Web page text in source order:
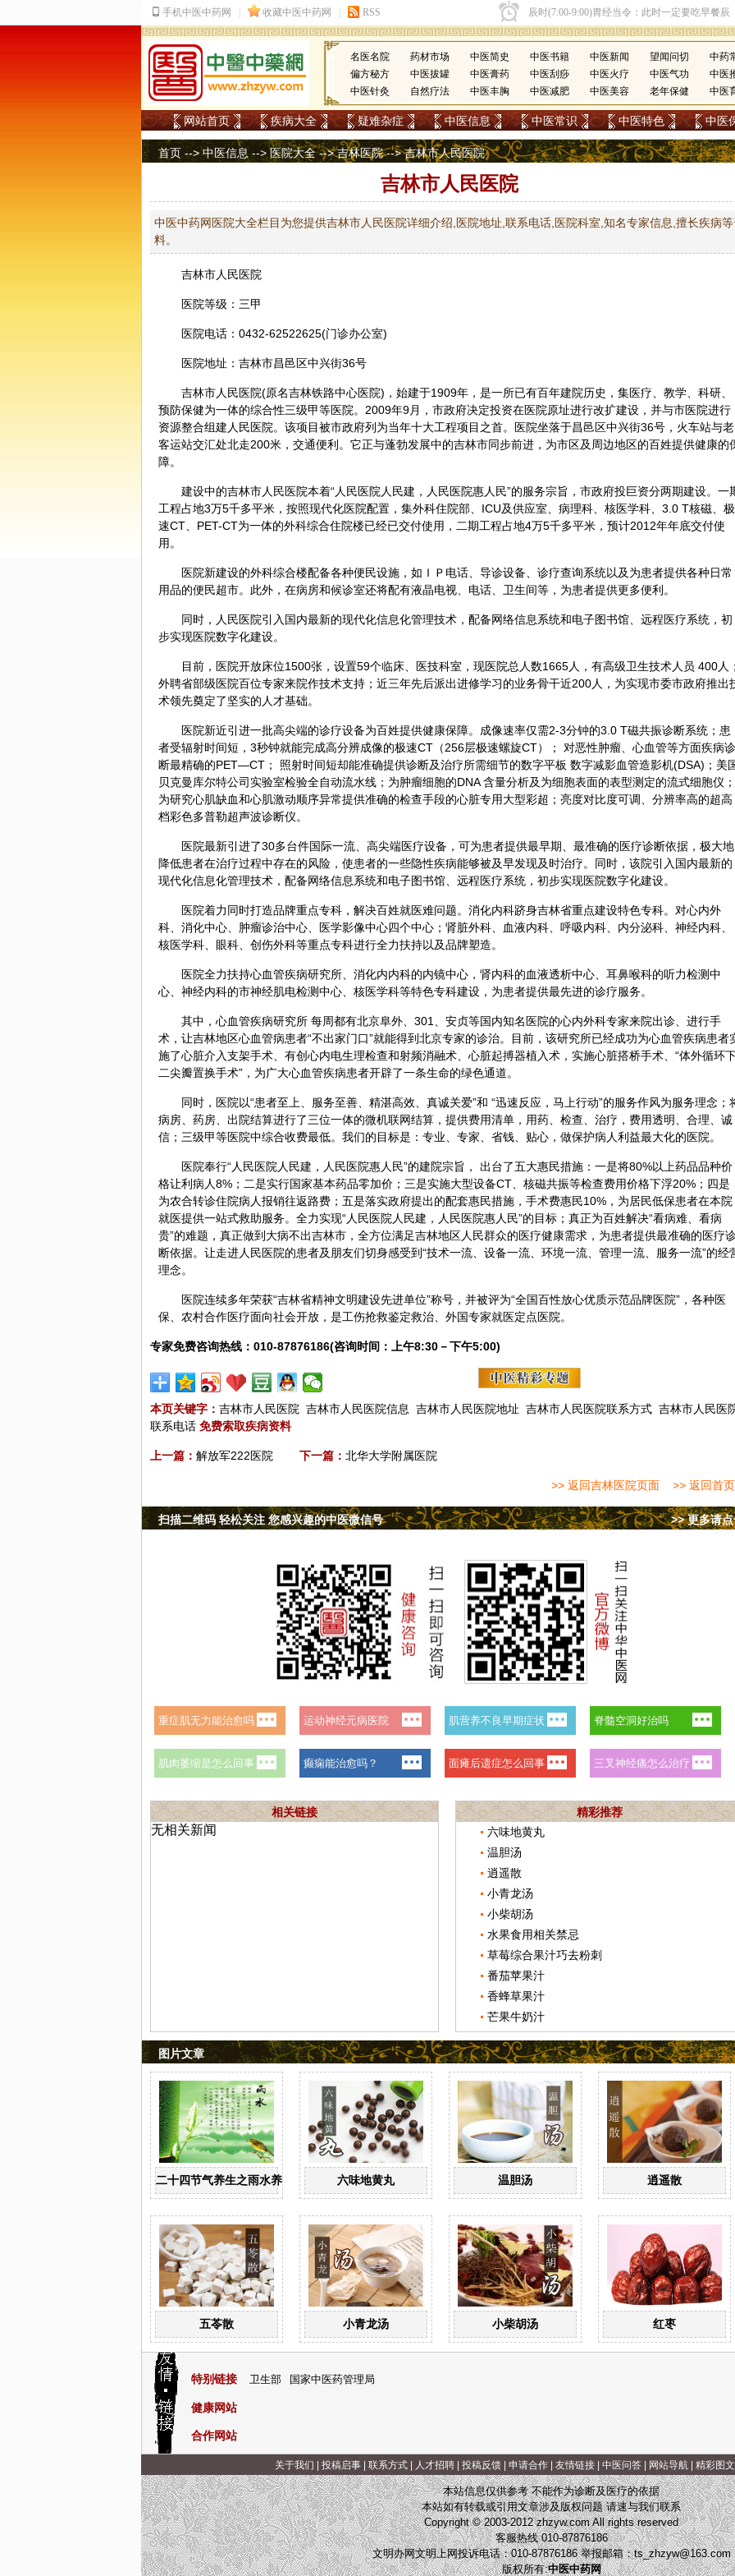
名医名院 药材市场 中医简史 中医书籍 中医新闻 望闻问切
中药
偏方秘方
中医拔罐 中医膏药 中医刮痧 中医火疗 中医气功
中医
中医针灸
自然疗法 中医丰胸 中医减肥 中医美容 老年保健 中医
网站首页 疾病大全 疑难杂症 中医信息 中医常识 中医特色 中医
首页 -->中医信息 -->医院大全-->吉林医院--> 吉林市人民医院
吉林市人民医院
中医中药网医院大全栏目为您提供吉林市人民医院详细介绍,医院地址,联系电话,医院科室,知名专家信息,擅长疾病
料。
吉林市人民医院
医院等级：三甲
医院电话：0432-62522625(门诊办公室)
医院地址：吉林市昌邑区中兴街36号
吉林市人民医院(原名吉林铁路中心医院)，始建于1909年，是一所已有百年建院历史，集医疗、教学、科研、
预防保健为一体的综合性三级甲等医院。2009年9月，市政府决定投资在医院原址进行改扩建设，并与市医院进行
资源整合组建人民医院。该项目被市政府列为当年十大工程项目之首。医院坐落于昌邑区中兴街36号，火车站与老
客运站交汇处北走200米，交通便利。它正与蓬勃发展中的吉林市同步前进，为市区及周边地区的百姓提供健康的
障。
建设中的吉林市人民医院本着“人民医院人民建，人民医院惠人民”的服务宗旨，市政府投巨资分两期建设。一
工程占地3万5千多平米，按照现代化医院配置，集外科住院部、ICU及供应室、病理科、核医学科、3.0 T核磁、极
速CT、PET-CT为一体的外科综合住院楼已经已交付使用，二期工程占地4万5千多平米，预计2012年年底交付使
用。
医院新建设的外科综合楼配备各种便民设施，如ＩＰ电话、导诊设备、诊疗查询系统以及为患者提供各种日常
用品的便民超市。此外，在病房和候诊室还将配有液晶电视、电话、卫生间等，为患者提供更多便利。
同时，人民医院引入国内最新的现代化信息化管理技术，配备网络信息系统和电子图书馆、远程医疗系统，初
步实现医院数字化建设。
目前，医院开放床位1500张，设置59个临床、医技科室，现医院总人数1665人，有高级卫生技术人员 400人
外聘省部级医院百位专家来院作技术支持；近三年先后派出进修学习的业务骨干近200人，为实现市委市政府推出
术领先奠定了坚实的人才基础。
医院新近引进一批高尖端的诊疗设备为百姓提供健康保障。成像速率仅需2-3分钟的3.0 T磁共振诊断系统；患
者受辐射时间短，3秒钟就能完成高分辨成像的极速CT（256层极速螺旋CT）； 对恶性肿瘤 、心血管等方面疾病诊
断最精确的PET—CT； 照射时间短却能准确提供诊断及治疗所需细节的数字平板 数字减影血管造影机(DSA)；美
贝克曼库尔特公司实验室检验全自动流水线；为肿瘤细胞的DNA 含量分析及为细胞表面的表型测定的流式细胞仪；
为研究心肌缺血和心肌激动顺序异常提供准确的检查手段的心脏专用大型彩超；亮度对比度可调、分辨率高的超高
档彩色多普勒超声波诊断仪。
医院最新引进了30多台件国际一流、高尖端医疗设备，可为患者提供最早期、最准确的医疗诊断依据，极大地
降低患者在治疗过程中存在的风险，使患者的一些隐性疾病能够被及早发现及时治疗。同时，该院引入国内最新的
现代化信息化管理技术，配备网络信息系统和电子图书馆、远程医疗系统，初步实现医院数字化建设。
医院着力同时打造品牌重点专科，解决百姓就医难问题。消化内科跻身吉林省重点建设特色专科。对心内外
科、消化中心、肿瘤诊治中心、医学影像中心四个中心；肾脏外科、血液内科、呼吸内科、内分泌科、神经内科、
核医学科、 眼科 、创伤外科等重点专科进行全力扶持以及品牌塑造。
医院全力扶持心血管疾病研究所、消化内内科的内镜中心，肾内科的血液透析中心、 耳鼻喉科的听力检测中
心、神经内科的市神经肌电检测中心、核医学科等特色专科建设，为患者提供最先进的诊疗服务。
其中，心血管疾病研究所 每周都有北京阜外、301、安贞等国内知名医院的心内外科专家来院出诊、进行手
术，让吉林地区心血管病患者“不出家门口”就能得到北京专家的诊治。目前，该研究所已经成功为心血管疾病患者
施了心脏介入支架手术、有创心内电生理检查和射频消融术、心脏起搏器植入术，实施心脏搭桥手术、“体外循环
二尖瓣置换手术”，为广大心血管疾病患者开辟了一条生命的绿色通道。
同时，医院以“患者至上、服务至善、精湛高效、真诚关爱”和 “迅速反应，马上行动”的服务作风为服务理念；
病房、药房、出院结算进行了三位一体的微机联网结算，提供费用清单，用药、检查、治疗，费用透明、合理、诚
信；三级甲等医院中综合收费最低。我们的目标是：专业、专家、省钱、贴心，做保护病人利益最大化的医院。
医院奉行“人民医院人民建，人民医院惠人民”的建院宗旨， 出台了五大惠民措施：一是将80%以上药品品种价
格让利病人8%；二是实行国家基本药品零加价；三是实施大型设备CT、核磁共振等检查费用价格下浮20%；四是
为农合转诊住院病人报销往返路费；五是落实政府提出的配套惠民措施，手术费惠民10%，为居民低保患者在本院
就医提供一站式救助服务。全力实现“人民医院人民建，人民医院惠人民”的目标；真正为百姓解决“看病难、看病
贵”的难题，真正做到大病不出吉林市，全方位满足吉林地区人民群众的医疗健康需求，为患者提供最准确的医疗
断依据。让走进人民医院的患者及朋友们切身感受到“技术一流、设备一流、环境一流、管理一流、服务一流”的经
理念。
医院连续多年荣获“吉林省精神文明建设先进单位”称号，并被评为“全国百性放心优质示范品牌医院”，各种医
保、农村合作医疗面向社会开放，是工伤抢救鉴定救治、外国专家就医定点医院。
专家免费咨询热线：010-87876186(咨询时间：上午8:30－下午5:00)
本页关键字： 吉林市人民医院 吉林市人民医院信息 吉林市人民医院地址 吉林市人民医院联系方式 吉林市人民医
联系电话 免费索取疾病资料
上一篇： 解放军222医院 下一篇： 北华大学附属医院
>> 返回吉林医院页面 >> 返回首页
>> 更多请
扫描二维码 轻松关注 您感兴趣的中医微信号
相关链接
无相关新闻
精彩推荐
六味地黄丸
温胆汤
逍遥散
小青龙汤
小柴胡汤
水果食用相关禁忌
草莓综合果汁巧去粉刺
番茄苹果汁
香蜂草果汁
芒果牛奶汁
图片文章
二十四节气养生之雨水养生 六味地黄丸 温胆汤 逍遥散
五苓散 小青龙汤 小柴胡汤 红枣
特别链接 卫生部 国家中医药管理局
健康网站
合作网站
关于我们 投稿启事| 联系方式| 人才招聘| 投稿反馈| 申请合作| 友情链接| 中医问答| 网站导航| 精彩图文
本站信息仅供参考 不能作为诊断及医疗的依据
本站如有转载或引用文章涉及版权问题 请速与我们联系
Copyright © 2003-2012 zhzyw.com All rights reserved
客服热线 010-87876186
文明办网文明上网投诉电话：010-87876186 举报邮箱：ts_zhzyw@163.com
版权所有:中医中药网